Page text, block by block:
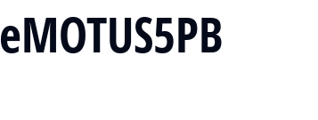
eMOTUS5PB